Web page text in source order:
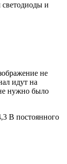
светодиоды и
не
идут на
нужно было
В постоянного